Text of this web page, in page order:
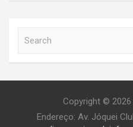
c
Copyright © 2026
Endereço: Av. Jóquei